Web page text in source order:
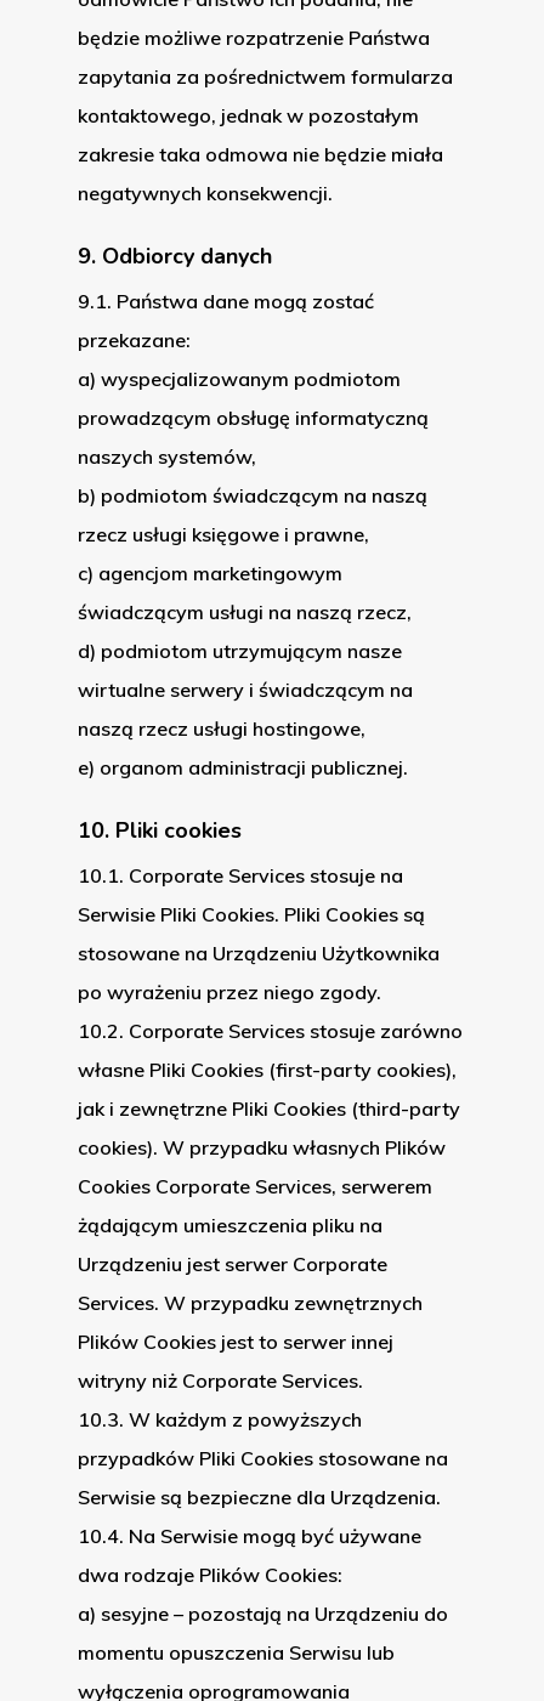
będzie możliwe rozpatrzenie Państwa
zapytania za pośrednictwem formularza
kontaktowego, jednak w pozostałym
zakresie taka odmowa nie będzie miała
negatywnych konsekwencji.
9. Odbiorcy danych
9.1. Państwa dane mogą zostać
przekazane:
a) wyspecjalizowanym podmiotom
prowadzącym obsługę informatyczną
naszych systemów,
b) podmiotom świadczącym na naszą
rzecz usługi księgowe i prawne,
c) agencjom marketingowym
świadczącym usługi na naszą rzecz,
d) podmiotom utrzymującym nasze
wirtualne serwery i świadczącym na
naszą rzecz usługi hostingowe,
e) organom administracji publicznej.
10. Pliki cookies
10.1. Corporate Services stosuje na
Serwisie Pliki Cookies. Pliki Cookies są
stosowane na Urządzeniu Użytkownika
po wyrażeniu przez niego zgody.
10.2. Corporate Services stosuje zarówno
własne Pliki Cookies (first-party cookies),
jak i zewnętrzne Pliki Cookies (third-party
cookies). W przypadku własnych Plików
Cookies Corporate Services, serwerem
żądającym umieszczenia pliku na
Urządzeniu jest serwer Corporate
Services. W przypadku zewnętrznych
Plików Cookies jest to serwer innej
witryny niż Corporate Services.
10.3. W każdym z powyższych
przypadków Pliki Cookies stosowane na
Serwisie są bezpieczne dla Urządzenia.
10.4. Na Serwisie mogą być używane
dwa rodzaje Plików Cookies:
a) sesyjne – pozostają na Urządzeniu do
momentu opuszczenia Serwisu lub
wyłączenia oprogramowania